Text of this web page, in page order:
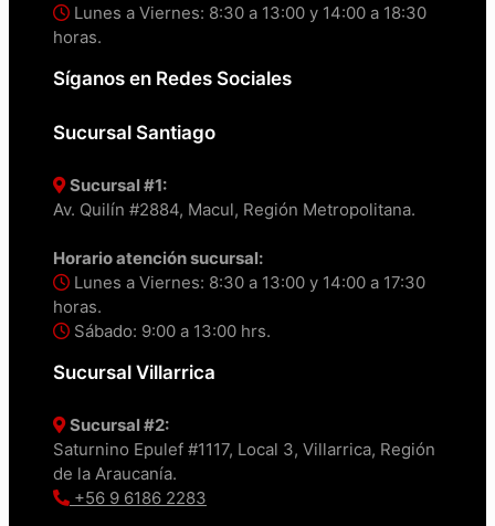
Lunes a Viernes: 8:30 a 13:00 y 14:00 a 18:30
horas.
Síganos en Redes Sociales
Sucursal Santiago
Sucursal #1:
Av. Quilín #2884, Macul, Región Metropolitana.
Horario atención sucursal:
Lunes a Viernes: 8:30 a 13:00 y 14:00 a 17:30
horas.
Sábado: 9:00 a 13:00 hrs.
Sucursal Villarrica
Sucursal #2:
Saturnino Epulef #1117, Local 3, Villarrica, Región
de la Araucanía.
+56 9 6186 2283